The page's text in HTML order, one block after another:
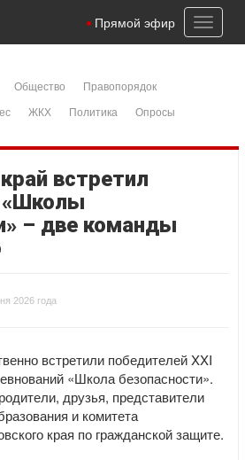
Toggle
Прямой эфир
Общество
Правопорядок
ЖКХ Политика
Опросы
встретил
«Школы
– две команды
2026 года
встретили победителей XXI
«Школа безопасности».
друзья, представители
и комитета
края по гражданской защите.